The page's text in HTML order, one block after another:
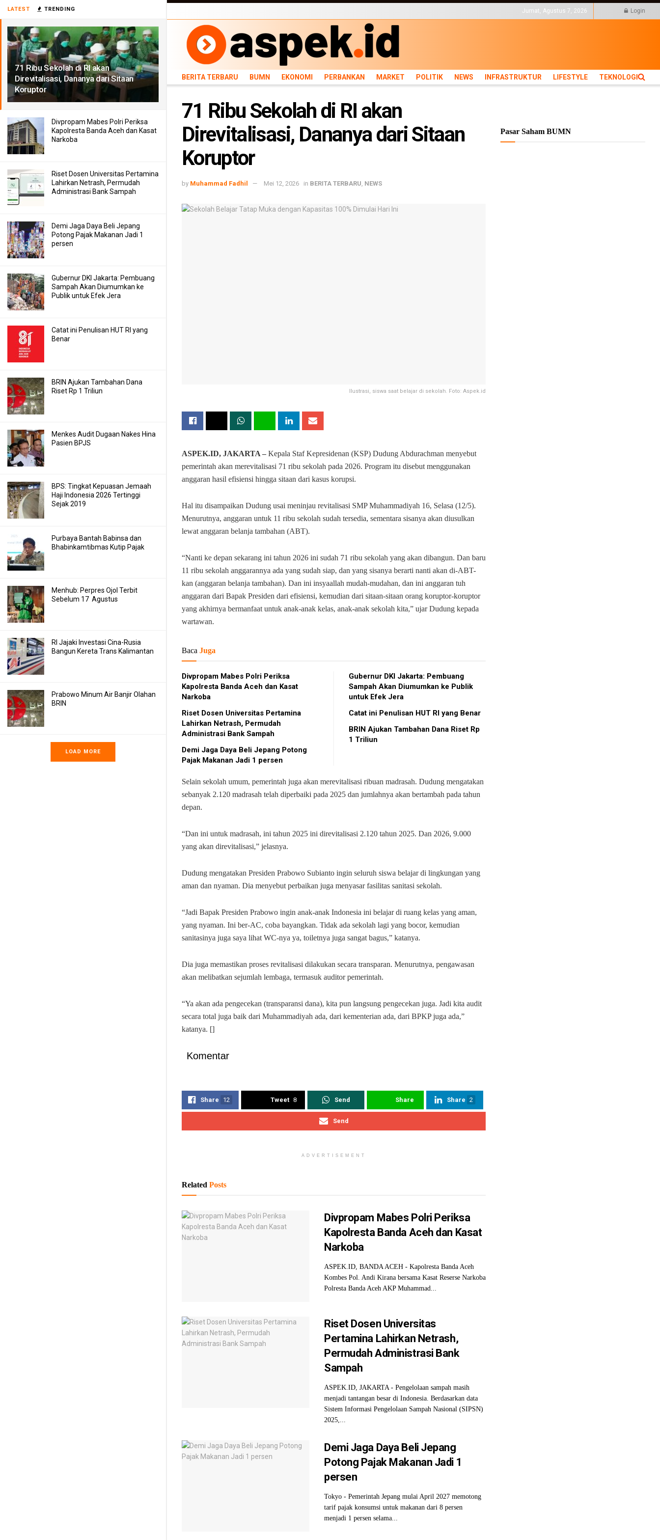
LATEST TRENDING
71 Ribu Sekolah di RI akan
Direvitalisasi, Dananya dari Sitaan
Koruptor
Divpropam Mabes Polri Periksa
Kapolresta Banda Aceh dan Kasat
Narkoba
Riset Dosen Universitas Pertamina
Lahirkan Netrash, Permudah
Administrasi Bank Sampah
Demi Jaga Daya Beli Jepang
Potong Pajak Makanan Jadi 1
persen
Gubernur DKI Jakarta: Pembuang
Sampah Akan Diumumkan ke
Publik untuk Efek Jera
Catat ini Penulisan HUT RI yang
Benar
BRIN Ajukan Tambahan Dana
Riset Rp 1 Triliun
Menkes Audit Dugaan Nakes Hina
Pasien BPJS
BPS: Tingkat Kepuasan Jemaah
Haji Indonesia 2026 Tertinggi
Sejak 2019
Purbaya Bantah Babinsa dan
Bhabinkamtibmas Kutip Pajak
Menhub: Perpres Ojol Terbit
Sebelum 17 Agustus
RI Jajaki Investasi Cina-Rusia
Bangun Kereta Trans Kalimantan
Prabowo Minum Air Banjir Olahan
BRIN
LOAD MORE
BERITA TERBARU BUMN EKONOMI PERBANKAN MARKET POLITIK NEWS INFRASTRUKTUR LIFESTYLE
TEKNOLOGI
Jumat, Agustus 7, 2026 Login
BERITA TERBARU BUMN EKONOMI PERBANKAN MARKET POLITIK NEWS INFRASTRUKTUR LIFESTYLE TEKNOLOGI
71 Ribu Sekolah di RI akan
Direvitalisasi, Dananya dari Sitaan
Koruptor
by Muhammad Fadhil Mei 12, 2026 in BERITA TERBARU NEWS
Ilustrasi, siswa saat belajar di sekolah. Foto: Aspek.id
ASPEK.ID, JAKARTA – Kepala Staf Kepresidenan (KSP) Dudung Abdurachman menyebut
pemerintah akan merevitalisasi 71 ribu sekolah pada 2026. Program itu disebut menggunakan
anggaran hasil efisiensi hingga sitaan dari kasus korupsi.
Hal itu disampaikan Dudung usai meninjau revitalisasi SMP Muhammadiyah 16, Selasa (12/5).
Menurutnya, anggaran untuk 11 ribu sekolah sudah tersedia, sementara sisanya akan diusulkan
lewat anggaran belanja tambahan (ABT).
“Nanti ke depan sekarang ini tahun 2026 ini sudah 71 ribu sekolah yang akan dibangun. Dan baru
11 ribu sekolah anggarannya ada yang sudah siap, dan yang sisanya berarti nanti akan di-ABT-
kan (anggaran belanja tambahan). Dan ini insyaallah mudah-mudahan, dan ini anggaran tuh
anggaran dari Bapak Presiden dari efisiensi, kemudian dari sitaan-sitaan orang koruptor-koruptor
yang akhirnya bermanfaat untuk anak-anak kelas, anak-anak sekolah kita,” ujar Dudung kepada
wartawan.
Baca Juga
Divpropam Mabes Polri Periksa
Kapolresta Banda Aceh dan Kasat
Narkoba
Riset Dosen Universitas Pertamina
Lahirkan Netrash, Permudah
Administrasi Bank Sampah
Demi Jaga Daya Beli Jepang Potong
Pajak Makanan Jadi 1 persen
Gubernur DKI Jakarta: Pembuang
Sampah Akan Diumumkan ke Publik
untuk Efek Jera
Catat ini Penulisan HUT RI yang Benar
BRIN Ajukan Tambahan Dana Riset Rp
1 Triliun
Selain sekolah umum, pemerintah juga akan merevitalisasi ribuan madrasah. Dudung mengatakan
sebanyak 2.120 madrasah telah diperbaiki pada 2025 dan jumlahnya akan bertambah pada tahun
depan.
“Dan ini untuk madrasah, ini tahun 2025 ini direvitalisasi 2.120 tahun 2025. Dan 2026, 9.000
yang akan direvitalisasi,” jelasnya.
Dudung mengatakan Presiden Prabowo Subianto ingin seluruh siswa belajar di lingkungan yang
aman dan nyaman. Dia menyebut perbaikan juga menyasar fasilitas sanitasi sekolah.
“Jadi Bapak Presiden Prabowo ingin anak-anak Indonesia ini belajar di ruang kelas yang aman,
yang nyaman. Ini ber-AC, coba bayangkan. Tidak ada sekolah lagi yang bocor, kemudian
sanitasinya juga saya lihat WC-nya ya, toiletnya juga sangat bagus,” katanya.
Dia juga memastikan proses revitalisasi dilakukan secara transparan. Menurutnya, pengawasan
akan melibatkan sejumlah lembaga, termasuk auditor pemerintah.
“Ya akan ada pengecekan (transparansi dana), kita pun langsung pengecekan juga. Jadi kita audit
secara total juga baik dari Muhammadiyah ada, dari kementerian ada, dari BPKP juga ada,”
katanya. []
Komentar
Share 12 Tweet 8 Send Share Share 2
Send
ADVERTISEMENT
Related Posts
Divpropam Mabes Polri Periksa
Kapolresta Banda Aceh dan Kasat
Narkoba
ASPEK.ID, BANDA ACEH - Kapolresta Banda Aceh
Kombes Pol. Andi Kirana bersama Kasat Reserse Narkoba
Polresta Banda Aceh AKP Muhammad...
Riset Dosen Universitas
Pertamina Lahirkan Netrash,
Permudah Administrasi Bank
Sampah
ASPEK.ID, JAKARTA - Pengelolaan sampah masih
menjadi tantangan besar di Indonesia. Berdasarkan data
Sistem Informasi Pengelolaan Sampah Nasional (SIPSN)
2025,...
Demi Jaga Daya Beli Jepang
Potong Pajak Makanan Jadi 1
persen
Tokyo - Pemerintah Jepang mulai April 2027 memotong
tarif pajak konsumsi untuk makanan dari 8 persen
menjadi 1 persen selama...
Pasar Saham BUMN